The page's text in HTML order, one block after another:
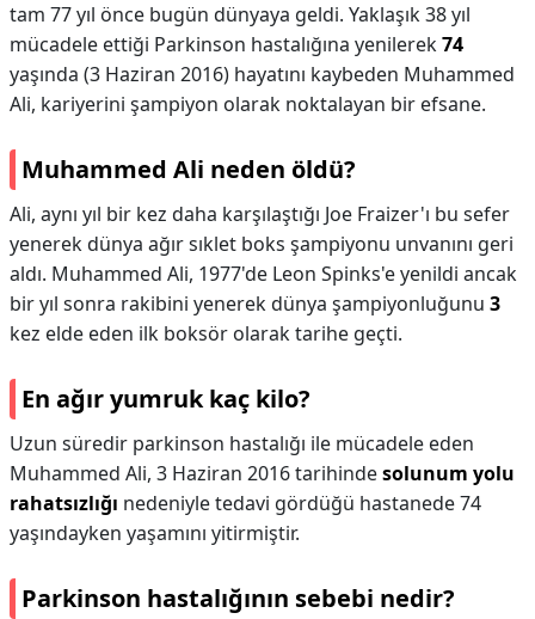
tam 77 yıl önce bugün dünyaya geldi. Yaklaşık 38 yıl
mücadele ettiği Parkinson hastalığına yenilerek74
yaşında (3 Haziran 2016) hayatını kaybeden Muhammed
Ali, kariyerini şampiyon olarak noktalayan bir efsane.
Muhammed Ali neden öldü?
Ali, aynı yıl bir kez daha karşılaştığı Joe Fraizer'ı bu sefer
yenerek dünya ağır sıklet boks şampiyonu unvanını geri
aldı. Muhammed Ali, 1977'de Leon Spinks'e yenildi ancak
bir yıl sonra rakibini yenerek dünya şampiyonluğunu 3
kez elde eden ilk boksör olarak tarihe geçti.
En ağır yumruk kaç kilo?
Uzun süredir parkinson hastalığı ile mücadele eden
Muhammed Ali, 3 Haziran 2016 tarihindesolunum yolu
rahatsızlığı nedeniyle tedavi gördüğü hastanede 74
yaşındayken yaşamını yitirmiştir.
Parkinson hastalığının sebebi nedir?